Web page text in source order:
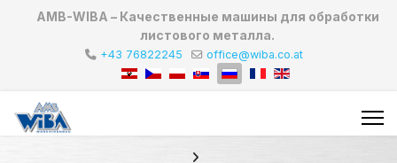
AMB-WIBA – Качественные машины для обработки
листового металла.
+43 76822245 office@wiba.co.at